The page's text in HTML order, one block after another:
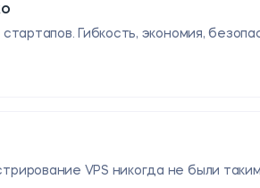
VPS никогда не были
Гибкость, экономия,